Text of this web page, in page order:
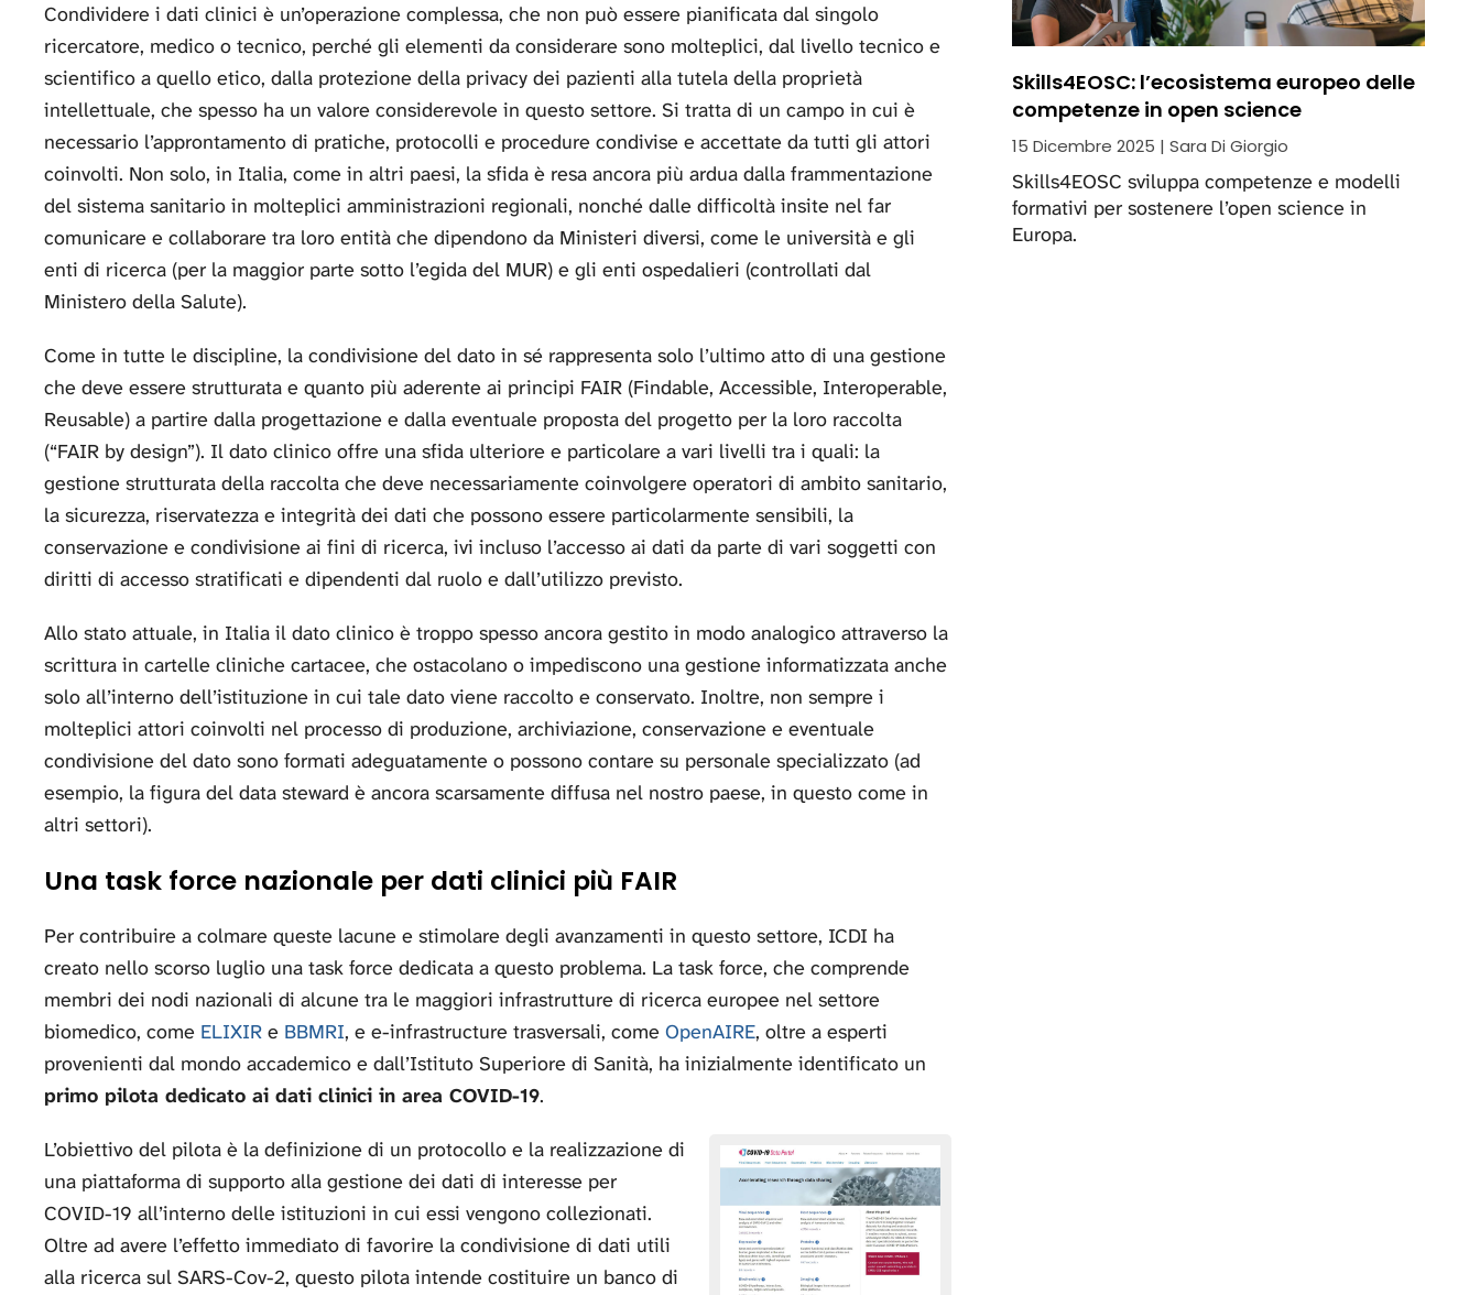
Condividere i dati clinici è un’operazione complessa, che non può essere pianificata dal singolo
ricercatore, medico o tecnico, perché gli elementi da considerare sono molteplici, dal livello tecnico e
scientifico a quello etico, dalla protezione della privacy dei pazienti alla tutela della proprietà
intellettuale, che spesso ha un valore considerevole in questo settore. Si tratta di un campo in cui è
necessario l’approntamento di pratiche, protocolli e procedure condivise e accettate da tutti gli attori
coinvolti. Non solo, in Italia, come in altri paesi, la sfida è resa ancora più ardua dalla frammentazione
del sistema sanitario in molteplici amministrazioni regionali, nonché dalle difficoltà insite nel far
comunicare e collaborare tra loro entità che dipendono da Ministeri diversi, come le università e gli
enti di ricerca (per la maggior parte sotto l’egida del MUR) e gli enti ospedalieri (controllati dal
Ministero della Salute).
Come in tutte le discipline, la condivisione del dato in sé rappresenta solo l’ultimo atto di una gestione
che deve essere strutturata e quanto più aderente ai principi FAIR (Findable, Accessible, Interoperable,
Reusable) a partire dalla progettazione e dalla eventuale proposta del progetto per la loro raccolta
(“FAIR by design”). Il dato clinico offre una sfida ulteriore e particolare a vari livelli tra i quali: la
gestione strutturata della raccolta che deve necessariamente coinvolgere operatori di ambito sanitario,
la sicurezza, riservatezza e integrità dei dati che possono essere particolarmente sensibili, la
conservazione e condivisione ai fini di ricerca, ivi incluso l’accesso ai dati da parte di vari soggetti con
diritti di accesso stratificati e dipendenti dal ruolo e dall’utilizzo previsto.
Allo stato attuale, in Italia il dato clinico è troppo spesso ancora gestito in modo analogico attraverso la
scrittura in cartelle cliniche cartacee, che ostacolano o impediscono una gestione informatizzata anche
solo all’interno dell’istituzione in cui tale dato viene raccolto e conservato. Inoltre, non sempre i
molteplici attori coinvolti nel processo di produzione, archiviazione, conservazione e eventuale
condivisione del dato sono formati adeguatamente o possono contare su personale specializzato (ad
esempio, la figura del data steward è ancora scarsamente diffusa nel nostro paese, in questo come in
altri settori).
Una task force nazionale per dati clinici più FAIR
Per contribuire a colmare queste lacune e stimolare degli avanzamenti in questo settore, ICDI ha
creato nello scorso luglio una task force dedicata a questo problema. La task force, che comprende
membri dei nodi nazionali di alcune tra le maggiori infrastrutture di ricerca europee nel settore
biomedico, come ELIXIR e BBMRI, e e-infrastructure trasversali, come OpenAIRE, oltre a esperti
provenienti dal mondo accademico e dall’Istituto Superiore di Sanità, ha inizialmente identificato un
primo pilota dedicato ai dati clinici in area COVID-19.
L’obiettivo del pilota è la definizione di un protocollo e la realizzazione di
una piattaforma di supporto alla gestione dei dati di interesse per
COVID-19 all’interno delle istituzioni in cui essi vengono collezionati.
Oltre ad avere l’effetto immediato di favorire la condivisione di dati utili
alla ricerca sul SARS-Cov-2, questo pilota intende costituire un banco di
Skills4EOSC: l’ecosistema europeo delle
competenze in open science
15 Dicembre 2025 | Sara Di Giorgio
Skills4EOSC sviluppa competenze e modelli
formativi per sostenere l’open science in
Europa.